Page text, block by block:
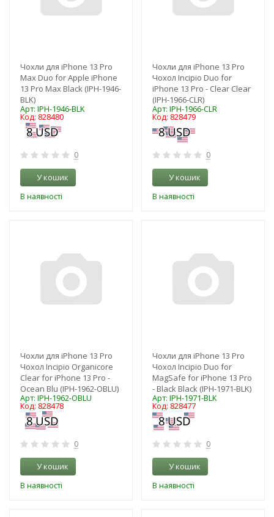
Чохли для iPhone 13 Pro
Max Duo for Apple iPhone
13 Pro Max Black (IPH-1946-
BLK)
Арт: IPH-1946-BLK
Код: 828480
0
У кошик
В наявності
Чохли для iPhone 13 Pro
Чохол Incipio Duo for
iPhone 13 Pro - Clear Clear
(IPH-1966-CLR)
Арт: IPH-1966-CLR
Код: 828479
0
У кошик
В наявності
Чохли для iPhone 13 Pro
Чохол Incipio Organicore
Clear for iPhone 13 Pro -
Ocean Blu (IPH-1962-OBLU)
Арт: IPH-1962-OBLU
Код: 828478
0
У кошик
В наявності
Чохли для iPhone 13 Pro
Чохол Incipio Duo for
MagSafe for iPhone 13 Pro
- Black Black (IPH-1971-BLK)
Арт: IPH-1971-BLK
Код: 828477
0
У кошик
В наявності